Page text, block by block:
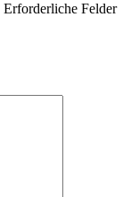
Erforderliche Felder